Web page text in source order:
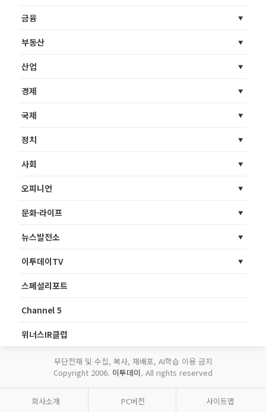
금융
부동산
산업
경제
국제
정치
사회
오피니언
문화·라이프
뉴스발전소
이투데이TV
스페셜리포트
Channel 5
위너스IR클럽
무단전재 및 수집, 복사, 재배포, AI학습 이용 금지
Copyright 2006. 이투데이. All rights reserved
회사소개 PC버전 사이트맵